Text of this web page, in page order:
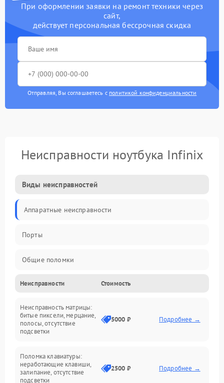
При оформлении заявки на ремонт техники через
сайт,
действует персональная бессрочная скидка
Отправляя, Вы соглашаетесь с политикой конфиденциальности
Неисправности ноутбука Infinix
Виды неисправностей
Аппаратные неисправности
Порты
Общие поломки
Устройства
Программные ошибки
Электрические и системные сбои
Интерфейсные проблемы
Неисправности Стоимость
Неисправность матрицы:
битые пиксели, мерцание,
полосы, отсутствие
подсветки
5000 ₽ Подробнее →
Поломка клавиатуры:
неработающие клавиши,
залипание, отсутствие
подсветки
2500 ₽ Подробнее →